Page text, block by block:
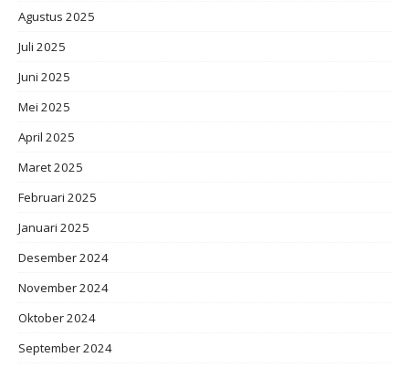
Agustus 2025
Juli 2025
Juni 2025
Mei 2025
April 2025
Maret 2025
Februari 2025
Januari 2025
Desember 2024
November 2024
Oktober 2024
September 2024